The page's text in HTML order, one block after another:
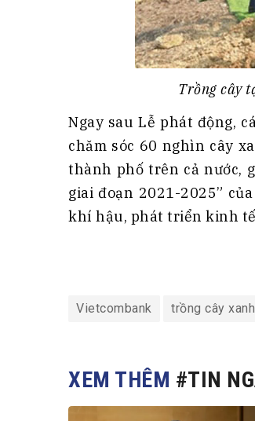
Trồng cây
Ngay sau Lễ phát động,
chăm sóc 60 nghìn cây
thành phố trên cả nước,
giai đoạn 2021-2025”
khí hậu, phát triển kinh
Vietcombank trồng cây xanh
XEM THÊM #TIN